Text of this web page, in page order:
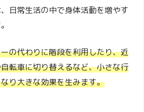
日常生活の中で身体活動を増やす
の代わりに階段を利用したり、近
転車に切り替えるなど、小さな行
り大きな効果を生みます。